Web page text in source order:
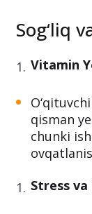
Sog‘liq
Vitamin
qisman
chunki
Stress va